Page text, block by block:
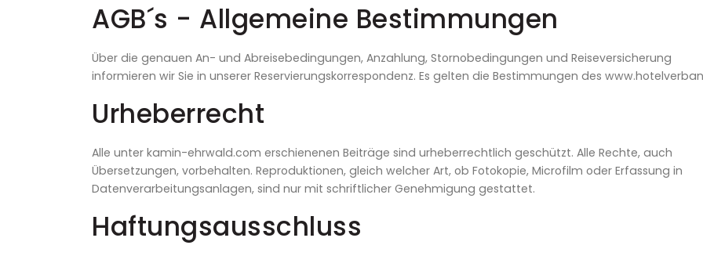
AGB´s - Allgemeine Bestimmungen
Über die genauen An- und Abreisebedingungen, Anzahlung, Stornobedingungen und Reiseversicherung
informieren wir Sie in unserer Reservierungskorrespondenz. Es gelten die Bestimmungen des
Urheberrecht
Alle unter kamin-ehrwald.com erschienenen Beiträge sind urheberrechtlich geschützt. Alle Rechte, auch
Übersetzungen, vorbehalten. Reproduktionen, gleich welcher Art, ob Fotokopie, Microfilm oder Erfassung in
Datenverarbeitungsanlagen, sind nur mit schriftlicher Genehmigung gestattet.
Haftungsausschluss